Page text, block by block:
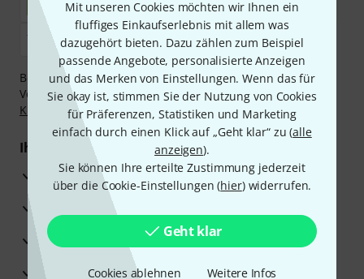
Mit unseren Cookies möchten wir Ihnen ein
fluffiges Einkaufserlebnis mit allem was
dazugehört bieten. Dazu zählen zum Beispiel
passende Angebote, personalisierte Anzeigen
und das Merken von Einstellungen. Wenn das für
Sie okay ist, stimmen Sie der Nutzung von Cookies
für Präferenzen, Statistiken und Marketing
einfach durch einen Klick auf „Geht klar“ zu (alle
anzeigen).
Sie können Ihre erteilte Zustimmung jederzeit
über die Cookie-Einstellungen (hier) widerrufen.
Geht klar
Cookies ablehnen Weitere Infos
Bezahlen Sie vertraulich und sicher per Nachnahme,
Vorkasse, PayPal, Amazon Pay,Klarna Sofort bezahlen,
Klarna Ratenzahlungoder Kreditkarte.
Ihre Vorteile
3 Jahre Thomann Garantie
30 Tage Money-Back-Garantie
Reparaturservice
Beratung durch Fachexperten